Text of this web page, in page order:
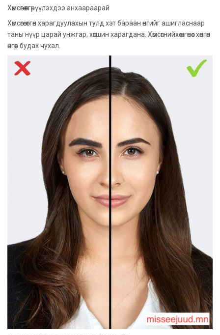
Хөмсөгөө өтгөрүүлэхдээ анхаараарай
Хөмсөгөө өтгөн харагдуулахын тулд хэт бараан өнгийг ашигласнаар
таны нүүр царай унжгар, хөгшин харагдана. Хөмсөгнийхөө өнгөнөөс хөнгөн
өнгөөр будах чухал.